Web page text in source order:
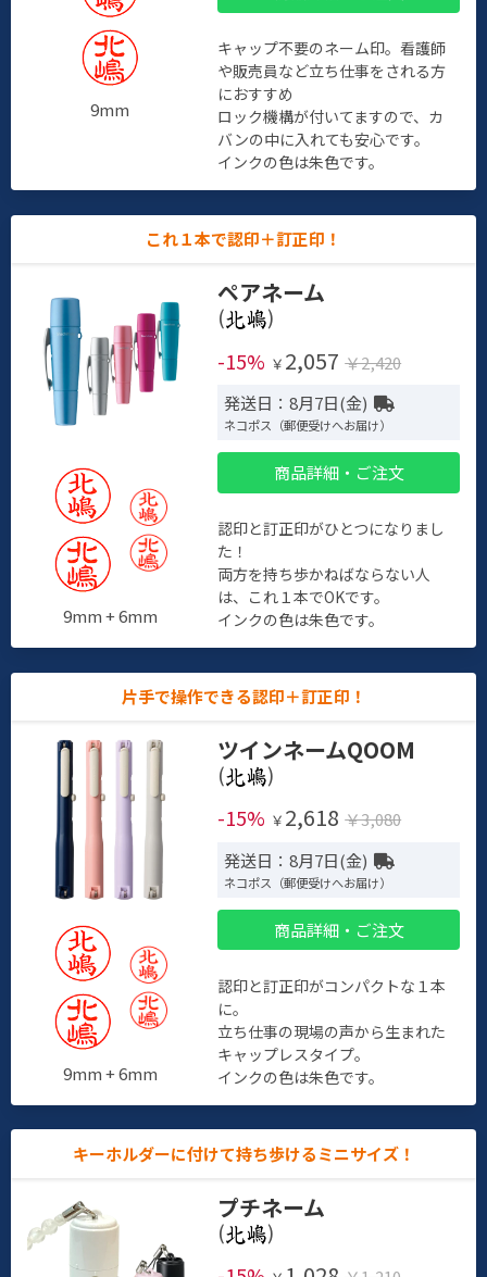
9mm
キャップ不要のネーム印。看護師
や販売員など立ち仕事をされる方
におすすめ
ロック機構が付いてますので、カ
バンの中に入れても安心です。
インクの色は朱色です。
これ１本で認印＋訂正印！
9mm + 6mm
ペアネーム
(
)
-15% ￥ 2,057 ￥2,420
発送日：8月7日(金)
ネコポス（郵便受けへお届け）
商品詳細・ご注文
認印と訂正印がひとつになりまし
た！
両方を持ち歩かねばならない人
は、これ１本でOKです。
インクの色は朱色です。
片手で操作できる認印＋訂正印！
9mm + 6mm
ツインネームQOOM
(
)
-15% ￥ 2,618 ￥3,080
発送日：8月7日(金)
ネコポス（郵便受けへお届け）
商品詳細・ご注文
認印と訂正印がコンパクトな１本
に。
立ち仕事の現場の声から生まれた
キャップレスタイプ。
インクの色は朱色です。
キーホルダーに付けて持ち歩けるミニサイズ！
プチネーム
(
)